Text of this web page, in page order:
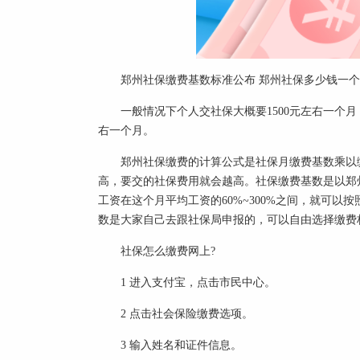
郑州社保缴费基数标准公布 郑州社保多少钱一
一般情况下个人交社保大概要1500元左右一个
右一个月。
郑州社保缴费的计算公式是社保月缴费基数乘
高，要交的社保费用就会越高。社保缴费基数是以
工资在这个月平均工资的60%~300%之间，就可以
数是大家自己去跟社保局申报的，可以自由选择缴费
社保怎么缴费网上?
1 进入支付宝，点击市民中心。
2 点击社会保险缴费选项。
3 输入姓名和证件信息。